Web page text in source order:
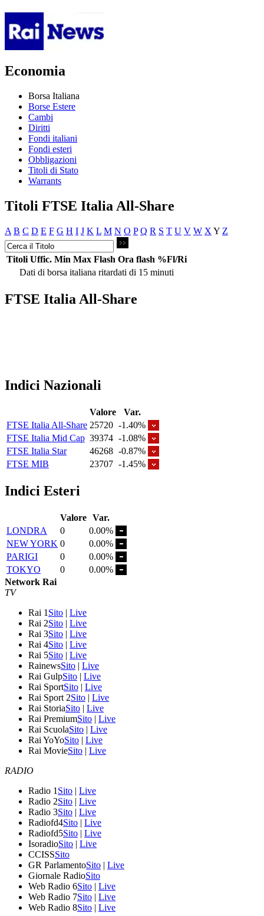
Economia
Borsa Italiana
Borse Estere
Cambi
Diritti
Fondi italiani
Fondi esteri
Obbligazioni
Titoli di Stato
Warrants
Titoli FTSE Italia All-Share
A B C D E F G H I J K L M N O P Q R S T U V W X Y Z
Titoli Uffic. Min Max Flash Ora flash %Fl/Ri
Dati di borsa italiana ritardati di 15 minuti
FTSE Italia All-Share
Indici Nazionali
Valore
Var.
FTSE Italia All-Share 25720 -1.40%
FTSE Italia Mid Cap 39374 -1.08%
FTSE Italia Star
46268 -0.87%
FTSE MIB
23707 -1.45%
Indici Esteri
Valore Var.
LONDRA
0
0.00%
NEW YORK 0
0.00%
PARIGI
0
0.00%
TOKYO
0
0.00%
Network Rai
TV
Rai 1 Sito | Live
Rai 2Sito | Live
Rai 3Sito | Live
Rai 4Sito | Live
Rai 5Sito | Live
RainewsSito | Live
Rai GulpSito | Live
Rai SportSito | Live
Rai Sport 2Sito | Live
Rai StoriaSito | Live
Rai PremiumSito | Live
Rai ScuolaSito | Live
Rai YoYoSito | Live
Rai MovieSito | Live
RADIO
Radio 1 Sito | Live
Radio 2Sito | Live
Radio 3Sito | Live
Radiofd4Sito | Live
Radiofd5Sito | Live
IsoradioSito | Live
CCISSSito
GR ParlamentoSito | Live
Giornale RadioSito
Web Radio 6Sito | Live
Web Radio 7Sito | Live
Web Radio 8Sito | Live